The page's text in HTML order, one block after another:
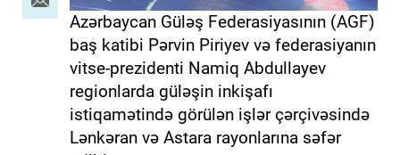
Azərbaycan Güləş Federasiyasının (AGF)
baş katibi Pərvin Piriyev və federasiyanın
vitse-prezidenti Namiq Abdullayev
regionlarda güləşin inkişafı
istiqamətində görülən işlər çərçivəsində
Lənkəran və Astara rayonlarına səfər